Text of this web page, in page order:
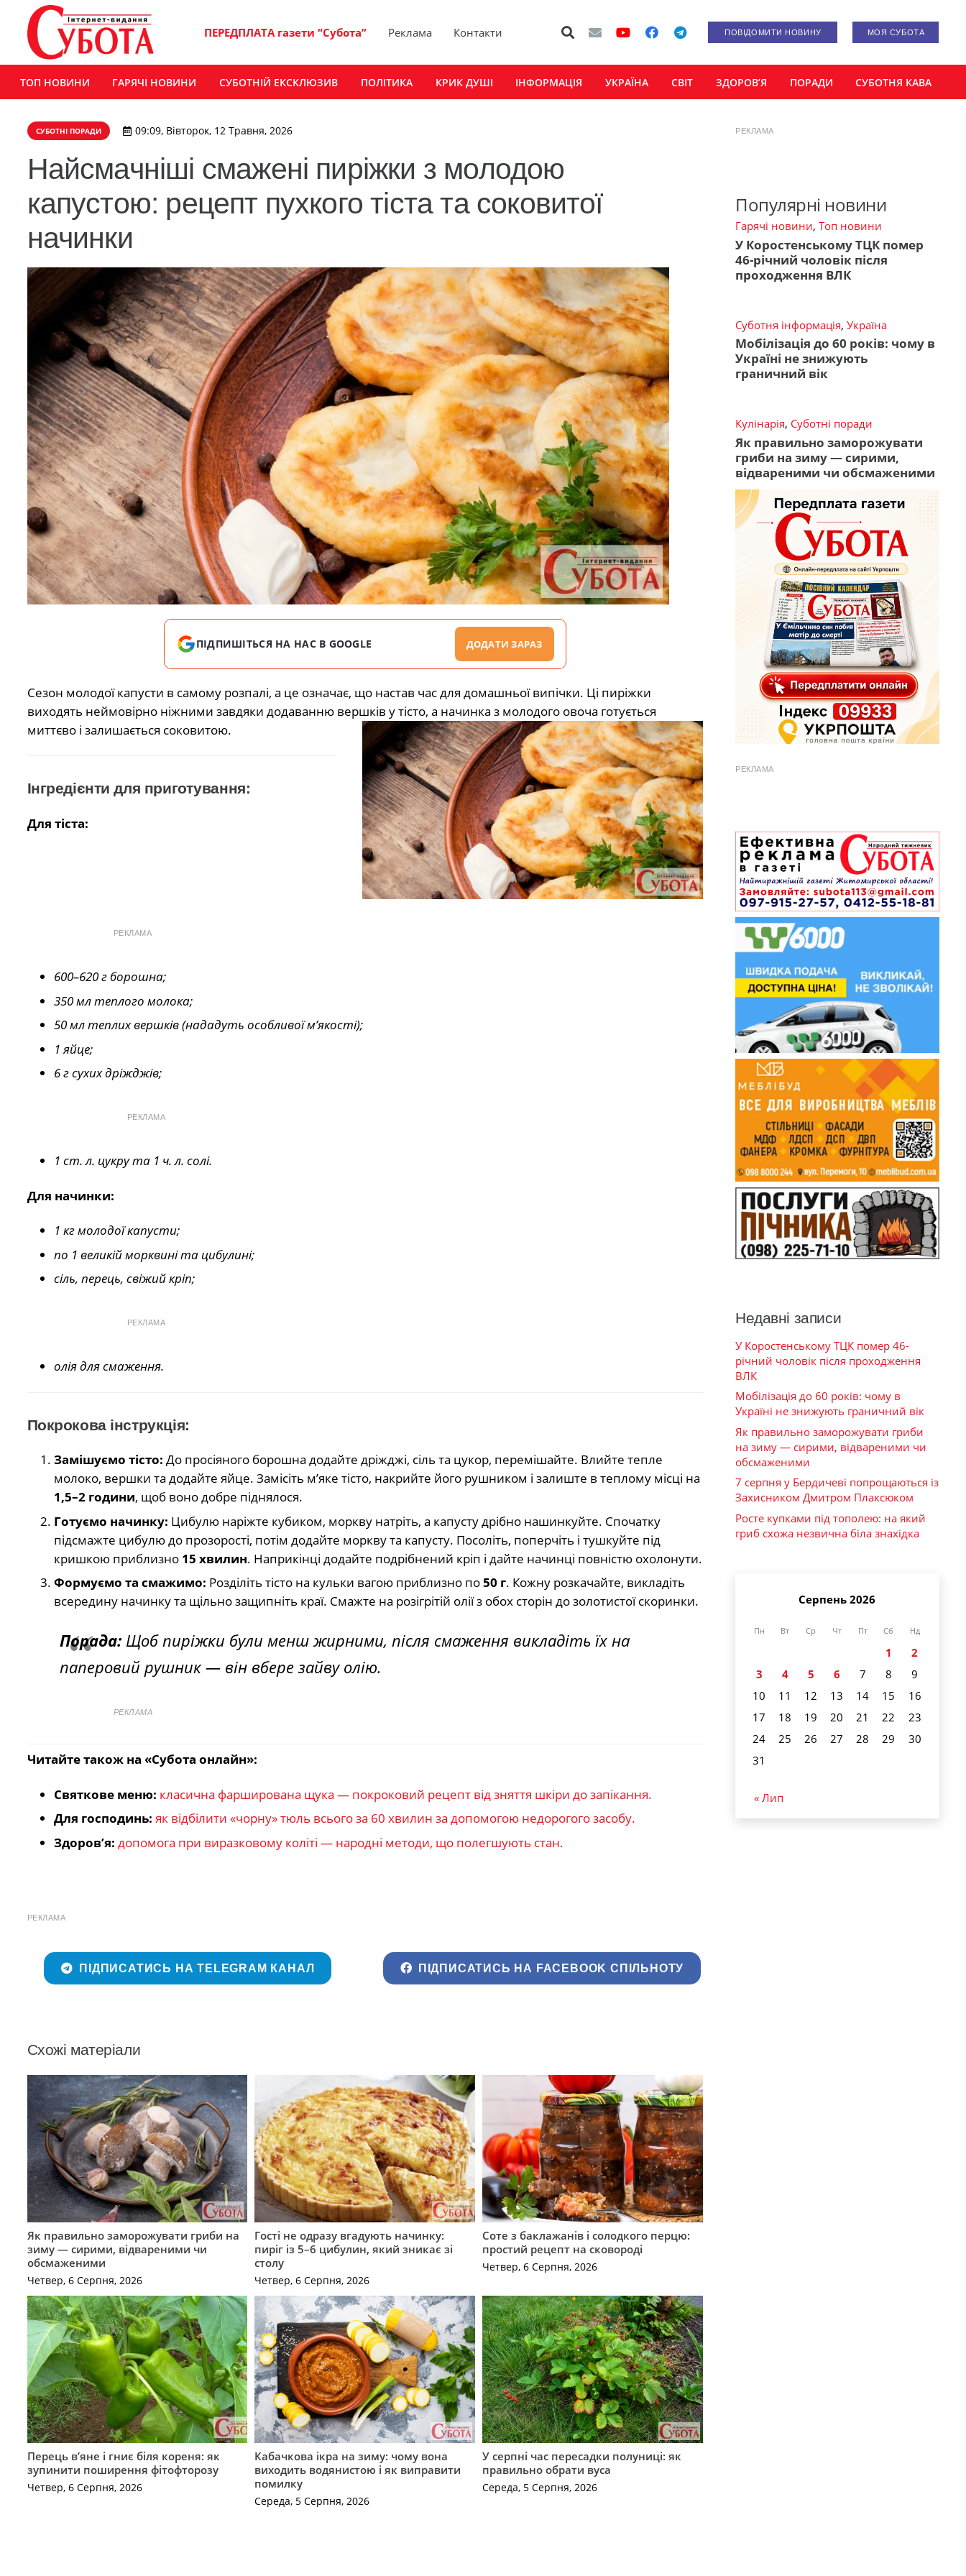
ПЕРЕДПЛАТА газети “Субота” Реклама Контакти ПОВІДОМИТИ НОВИНУ МОЯ СУБОТА
ТОП НОВИНИ ГАРЯЧІ НОВИНИ СУБОТНІЙ ЕКСКЛЮЗИВ ПОЛІТИКА КРИК ДУШІ ІНФОРМАЦІЯ УКРАЇНА СВІТ ЗДОРОВ’Я ПОРАДИ СУБОТНЯ КАВА
СУБОТНІ ПОРАДИ 09:09, Вівторок, 12 Травня, 2026
Найсмачніші смажені пиріжки з молодою
капустою: рецепт пухкого тіста та соковитої
начинки
ПІДПИШІТЬСЯ НА НАС В GOOGLE ДОДАТИ ЗАРАЗ
Сезон молодої капусти в самому розпалі, а це означає, що настав час для домашньої випічки. Ці пиріжки
виходять неймовірно ніжними завдяки додаванню вершків у тісто, а начинка з молодого овоча готується
миттєво і залишається соковитою.
Інгредієнти для приготування:
Для тіста:
РЕКЛАМА
600–620 г борошна;
350 мл теплого молока;
50 мл теплих вершків (нададуть особливої м’якості);
1 яйце;
6 г сухих дріжджів;
РЕКЛАМА
1 ст. л. цукру та 1 ч. л. солі.
Для начинки:
1 кг молодої капусти;
по 1 великій морквині та цибулині;
сіль, перець, свіжий кріп;
РЕКЛАМА
олія для смаження.
Покрокова інструкція:
Замішуємо тісто: До просіяного борошна додайте дріжджі, сіль та цукор, перемішайте. Влийте тепле
молоко, вершки та додайте яйце. Замісіть м’яке тісто, накрийте його рушником і залиште в теплому місці на
1,5–2 години, щоб воно добре піднялося.
Готуємо начинку: Цибулю наріжте кубиком, моркву натріть, а капусту дрібно нашинкуйте. Спочатку
підсмажте цибулю до прозорості, потім додайте моркву та капусту. Посоліть, поперчіть і тушкуйте під
кришкою приблизно 15 хвилин. Наприкінці додайте подрібнений кріп і дайте начинці повністю охолонути.
Формуємо та смажимо: Розділіть тісто на кульки вагою приблизно по50 г. Кожну розкачайте, викладіть
всередину начинку та щільно защипніть краї. Смажте на розігрітій олії з обох сторін до золотистої скоринки.
Порада:Щоб пиріжки були менш жирними, після смаження викладіть їх на
паперовий рушник — він вбере зайву олію.
РЕКЛАМА
Читайте також на «Субота онлайн»:
Святкове меню: класична фарширована щука — покроковий рецепт від зняття шкіри до запікання.
Для господинь: як відбілити «чорну» тюль всього за 60 хвилин за допомогою недорогого засобу.
Здоров’я: допомога при виразковому коліті — народні методи, що полегшують стан.
РЕКЛАМА
ПІДПИСАТИСЬ НА TELEGRAM КАНАЛ ПІДПИСАТИСЬ НА FACEBOOK СПІЛЬНОТУ
Схожі матеріали
Як правильно заморожувати гриби на
зиму — сирими, відвареними чи
обсмаженими
Четвер, 6 Серпня, 2026
Гості не одразу вгадують начинку:
пиріг із 5–6 цибулин, який зникає зі
столу
Четвер, 6 Серпня, 2026
Соте з баклажанів і солодкого перцю:
простий рецепт на сковороді
Четвер, 6 Серпня, 2026
Перець в’яне і гниє біля кореня: як
зупинити поширення фітофторозу
Четвер, 6 Серпня, 2026
Кабачкова ікра на зиму: чому вона
виходить водянистою і як виправити
помилку
Середа, 5 Серпня, 2026
У серпні час пересадки полуниці: як
правильно обрати вуса
Середа, 5 Серпня, 2026
РЕКЛАМА
Популярні новини
Гарячі новини, Топ новини
У Коростенському ТЦК помер
46-річний чоловік після
проходження ВЛК
Суботня інформація, Україна
Мобілізація до 60 років: чому в
Україні не знижують
граничний вік
Кулінарія, Суботні поради
Як правильно заморожувати
гриби на зиму — сирими,
відвареними чи обсмаженими
РЕКЛАМА
Недавні записи
У Коростенському ТЦК помер 46-
річний чоловік після проходження
ВЛК
Мобілізація до 60 років: чому в
Україні не знижують граничний вік
Як правильно заморожувати гриби
на зиму — сирими, відвареними чи
обсмаженими
7 серпня у Бердичеві попрощаються із
Захисником Дмитром Плаксюком
Росте купками під тополею: на який
гриб схожа незвична біла знахідка
Серпень 2026
Пн Вт Ср Чт Пт Сб Нд
1
2
3
4 5 6 7 8
9
10
11 12 13 14 15
16
17
18 19 20 21 22
23
24
25 26 27 28 29
30
31
« Лип